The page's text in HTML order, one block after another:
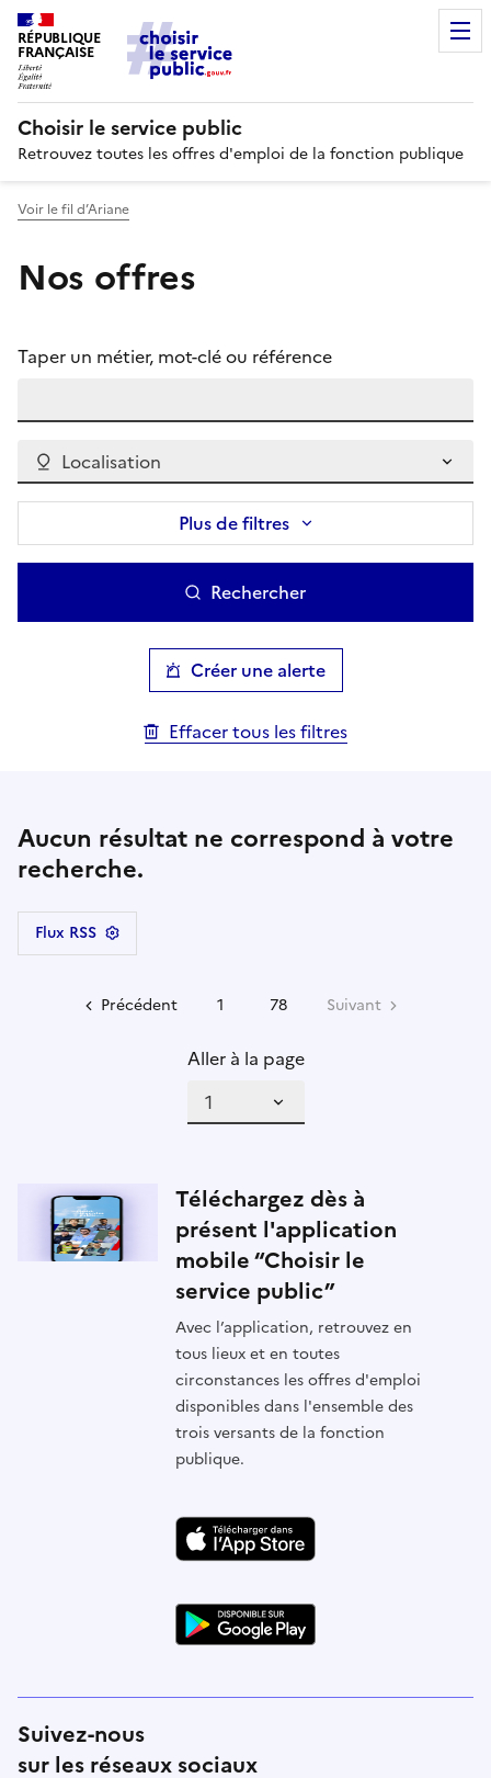
RÉPUBLIQUE
FRANÇAISE
Choisir le service public
Retrouvez toutes les offres d'emploi de la fonction publique
Voir le fil d’Ariane
Nos offres
Taper un métier, mot-clé ou référence
Localisation
Plus de filtres
Rechercher
Créer une alerte
Effacer tous les filtres
Aucun résultat ne correspond à votre
recherche.
Flux RSS
Précédent 1 78 Suivant
Aller à la page
Téléchargez dès à
présent l'application
mobile “Choisir le
service public”
Avec l’application, retrouvez en
tous lieux et en toutes
circonstances les offres d'emploi
disponibles dans l'ensemble des
trois versants de la fonction
publique.
Suivez-nous
sur les réseaux sociaux